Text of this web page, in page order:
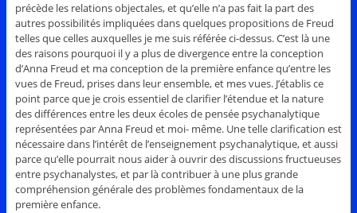
précède les relations objectales, et qu’elle n’a pas fait la part des
autres possibilités impliquées dans quelques propositions de Freud
telles que celles auxquelles je me suis référée ci-dessus. C’est là une
des raisons pourquoi il y a plus de divergence entre la conception
d’Anna Freud et ma conception de la première enfance qu’entre les
vues de Freud, prises dans leur ensemble, et mes vues. J’établis ce
point parce que je crois essentiel de clarifier l’étendue et la nature
des différences entre les deux écoles de pensée psychanalytique
représentées par Anna Freud et moi- même. Une telle clarification est
nécessaire dans l’intérêt de l’enseignement psychanalytique, et aussi
parce qu’elle pourrait nous aider à ouvrir des discussions fructueuses
entre psychanalystes, et par là contribuer à une plus grande
compréhension générale des problèmes fondamentaux de la
première enfance.